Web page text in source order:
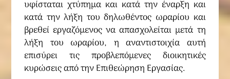
υφίσταται χτύπημα και κατά την έναρξη και
κατά την λήξη του δηλωθέντος ωραρίου και
βρεθεί εργαζόμενος να απασχολείται μετά τη
λήξη του ωραρίου, η αναντιστοιχία αυτή
επισύρει τις προβλεπόμενες διοικητικές
κυρώσεις από την Επιθεώρηση Εργασίας.